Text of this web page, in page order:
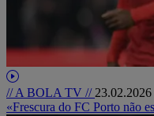
// A BOLA TV // 23.02.2026
«Frescura do FC Porto não